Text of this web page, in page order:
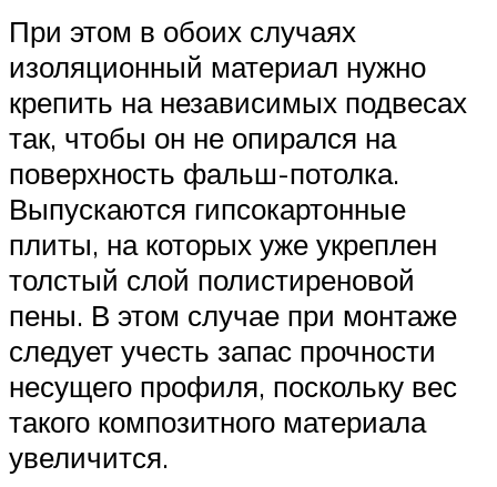
При этом в обоих случаях
изоляционный материал нужно
крепить на независимых подвесах
так, чтобы он не опирался на
поверхность фальш-потолка.
Выпускаются гипсокартонные
плиты, на которых уже укреплен
толстый слой полистиреновой
пены. В этом случае при монтаже
следует учесть запас прочности
несущего профиля, поскольку вес
такого композитного материала
увеличится.